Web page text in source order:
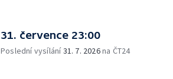
31. července 23:00
Poslední vysílání31. 7. 2026na ČT24